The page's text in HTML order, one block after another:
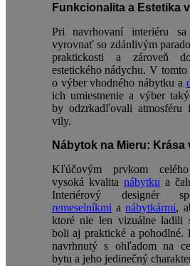
Funkcionalita a Estetika
Pri navrhovaní interiéru sa
vyrovnať so zdánlivým
praktickosti a zároveň
estetického nádychu. V tomto
o výber vhodného nábytku a
ich umiestnenie a výber
by odzrkadľovali atmosféru
vily.
Nábytok na Mieru: Krása
Kľúčovým prvkom
vysoká kvalita nábytku a
Interiérový designér
remeselníkmi anábytkármi,
ktoré nie len vizuálne ladili
boli aj praktické a pohodlné.
navrhnutý s ohľadom na
bytu a jeho jedinečný